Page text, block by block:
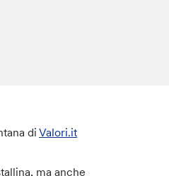
diValori.it
ma anche